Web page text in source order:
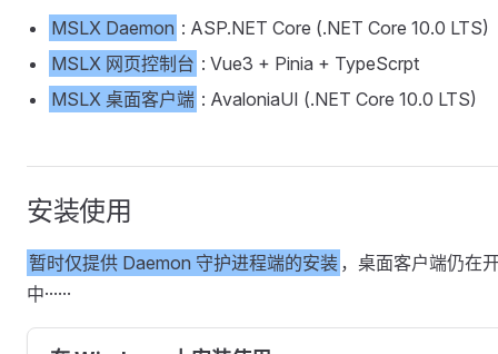
MSLX Daemon : ASP.NET Core (.NET Core 10.0 LTS)
MSLX 网页控制台 : Vue3 + Pinia + TypeScrpt
MSLX 桌面客户端 : AvaloniaUI (.NET Core 10.0 LTS)
安装使用
暂时仅提供 Daemon 守护进程端的安装 ，桌面客户端仍在
中······